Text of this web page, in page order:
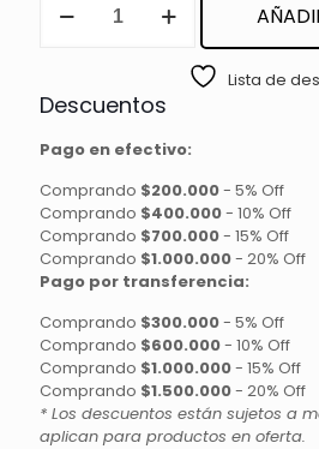
Lista de
Descuentos
Pago en efectivo:
Comprando $200.000- 5% Off
Comprando $400.000- 10% Off
Comprando $700.000- 15% Off
Comprando $1.000.000- 20% Off
Pago por transferencia:
Comprando $300.000- 5% Off
Comprando $600.000- 10% Off
Comprando $1.000.000- 15% Off
Comprando $1.500.000- 20% Off
* Los descuentos están sujetos a
aplican para productos en oferta.